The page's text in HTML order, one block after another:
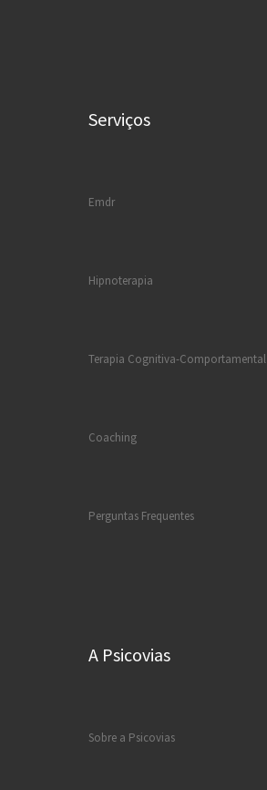
Serviços
Emdr
Hipnoterapia
Terapia Cognitiva-Comportamental
Coaching
Perguntas Frequentes
A Psicovias
Sobre a Psicovias